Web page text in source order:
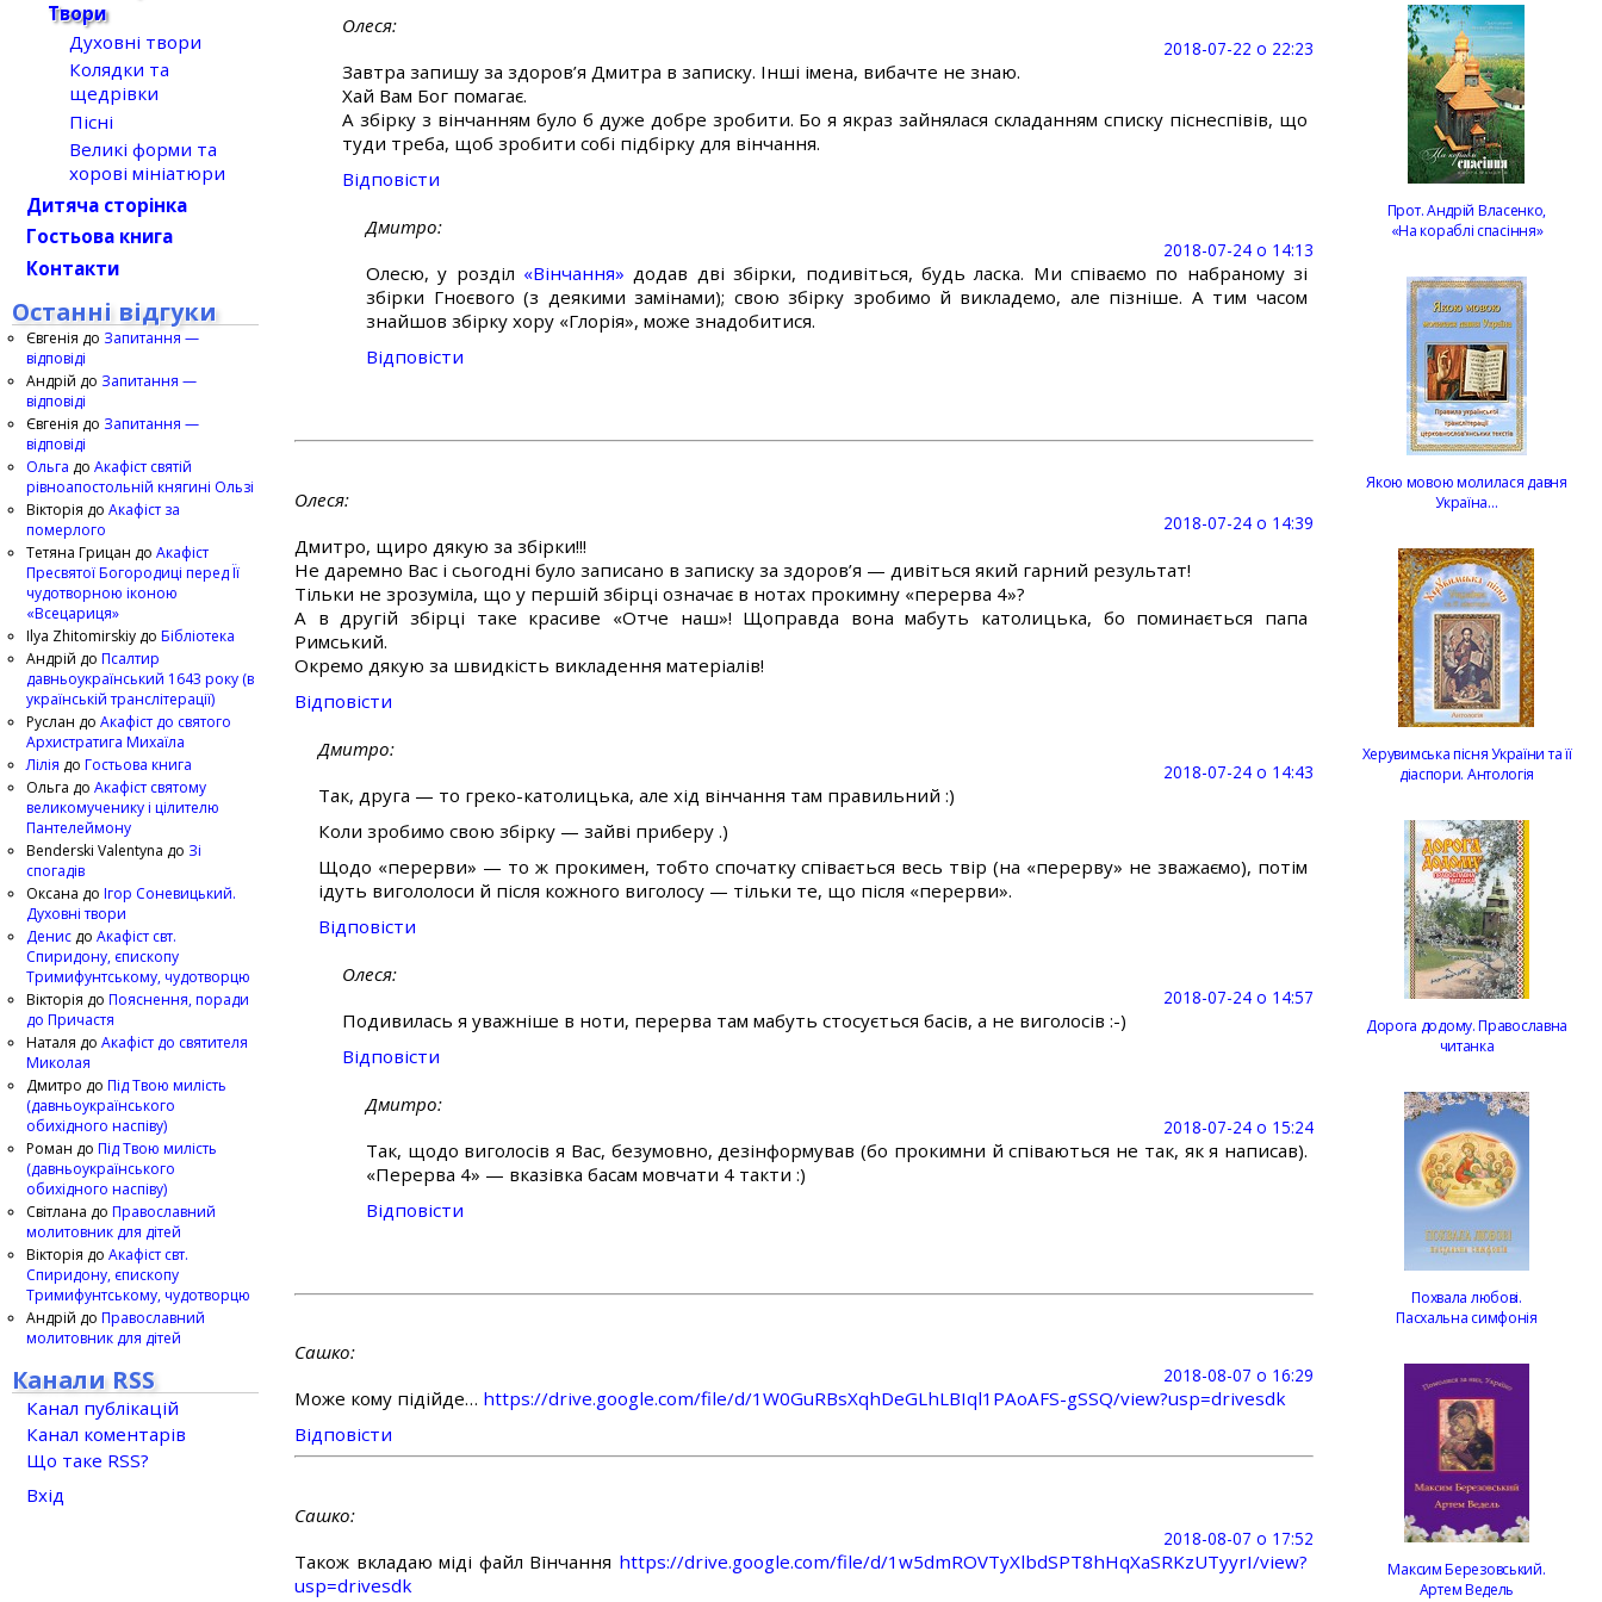
Олеся
2018-07-22 о 22:23
Завтра запишу за здоров’я Дмитра в записку. Інші імена, вибачте не знаю.
Хай Вам Бог помагає.
А збірку з вінчанням було б дуже добре зробити. Бо я якраз зайнялася складанням списку піснеспівів, що
туди треба, щоб зробити собі підбірку для вінчання.
Відповіcти
Дмитро
2018-07-24 о 14:13
Олесю, у розділ «Вінчання» додав дві збірки, подивіться, будь ласка. Ми співаємо по набраному зі
збірки Гноєвого (з деякими замінами); свою збірку зробимо й викладемо, але пізніше. А тим часом
знайшов збірку хору «Глорія», може знадобитися.
Відповіcти
Олеся
2018-07-24 о 14:39
Дмитро, щиро дякую за збірки!!!
Не даремно Вас і сьогодні було записано в записку за здоров’я — дивіться який гарний результат!
Тільки не зрозуміла, що у першій збірці означає в нотах прокимну «перерва 4»?
А в другій збірці таке красиве «Отче наш»! Щоправда вона мабуть католицька, бо поминається папа
Римський.
Окремо дякую за швидкість викладення матеріалів!
Відповіcти
Дмитро
2018-07-24 о 14:43
Так, друга — то греко-католицька, але хід вінчання там правильний :)
Коли зробимо свою збірку — зайві приберу .)
Щодо «перерви» — то ж прокимен, тобто спочатку співається весь твір (на «перерву» не зважаємо), потім
ідуть вигололоси й після кожного виголосу — тільки те, що після «перерви».
Відповіcти
Олеся
2018-07-24 о 14:57
Подивилась я уважніше в ноти, перерва там мабуть стосується басів, а не виголосів :-)
Відповіcти
Дмитро
2018-07-24 о 15:24
Так, щодо виголосів я Вас, безумовно, дезінформував (бо прокимни й співаються не так, як я написав).
«Перерва 4» — вказівка басам мовчати 4 такти :)
Відповіcти
Сашко
2018-08-07 о 16:29
Може кому підійде… https://drive.google.com/file/d/1W0GuRBsXqhDeGLhLBIql1PAoAFS-gSSQ/view?usp=drivesdk
Відповіcти
Сашко
2018-08-07 о 17:52
Також вкладаю міді файл Вінчання https://drive.google.com/file/d/1w5dmROVTyXlbdSPT8hHqXaSRKzUTyyrI/view?
usp=drivesdk
Твори
Духовні твори
Колядки та
щедрівки
Пісні
Великі форми та
хорові мініатюри
Дитяча сторінка
Гостьова книга
Контакти
Останні відгуки
Євгенія до Запитання —
відповіді
Андрій до Запитання —
відповіді
Євгенія до Запитання —
відповіді
Ольга до Акафіст святій
рівноапостольній княгині Ользі
Вікторія до Акафіст за
померлого
Тетяна Грицан до Акафіст
Пресвятої Богородиці перед Її
чудотворною іконою
«Всецариця»
Ilya Zhitomirskiy до Бібліотека
Андрій до Псалтир
давньоукраїнський 1643 року (в
українській транслітерації)
Руслан до Акафіст до святого
Архистратига Михаїла
Лілія до Гостьова книга
Ольга до Акафіст святому
великомученику і цілителю
Пантелеймону
Benderski Valentyna до Зі
спогадів
Оксана до Ігор Соневицький.
Духовні твори
Денис до Акафіст свт.
Спиридону, єпископу
Тримифунтському, чудотворцю
Вікторія до Пояснення, поради
до Причастя
Наталя до Акафіст до святителя
Миколая
Дмитро до Під Твою милість
(давньоукраїнського
обихідного наспіву)
Роман до Під Твою милість
(давньоукраїнського
обихідного наспіву)
Світлана до Православний
молитовник для дітей
Вікторія до Акафіст свт.
Спиридону, єпископу
Тримифунтському, чудотворцю
Андрій до Православний
молитовник для дітей
Канали RSS
Канал публікацій
Канал коментарів
Що таке RSS?
Вхід
Прот. Андрій Власенко,
«На кораблі спасіння»
Якою мовою молилася давня
Україна…
Херувимська пісня України та її
діаспори. Антологія
Дорога додому. Православна
читанка
Похвала любові.
Пасхальна симфонія
Максим Березовський.
Артем Ведель